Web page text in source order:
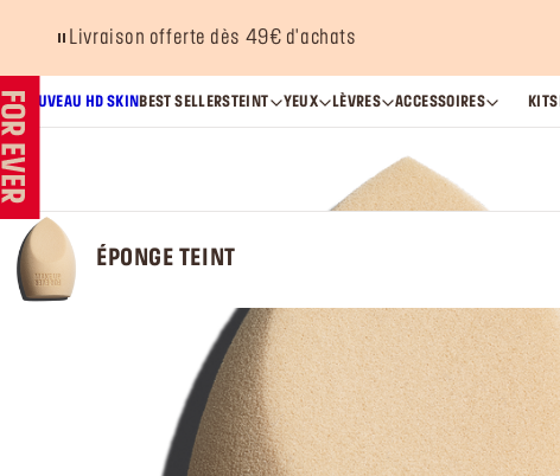
Livraison offerte dès 49€ d'achats
NOUVEAU HD SKIN BEST SELLERSTEINT YEUX LÈVRES ACCESSOIRES KITS
ÉPONGE TEINT